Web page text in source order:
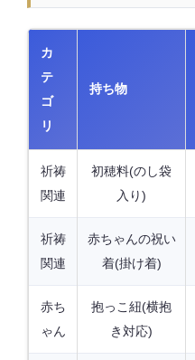
カ
テ
ゴ
リ
持ち物
祈祷
関連
初穂料(のし袋
入り)
祈祷
関連
赤ちゃんの祝い
着(掛け着)
赤ち
ゃん
抱っこ紐(横抱
き対応)